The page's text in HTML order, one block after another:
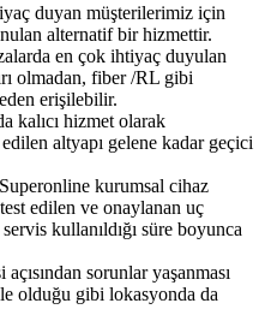
duyan müşterilerimiz için
alternatif bir hizmettir.
en çok ihtiyaç duyulan
olmadan, fiber /RL gibi
erişilebilir.
kalıcı hizmet olarak
altyapı gelene kadar geçici
kurumsal cihaz
edilen ve onaylanan uç
kullanıldığı süre boyunca
sorunlar yaşanması
olduğu gibi lokasyonda da